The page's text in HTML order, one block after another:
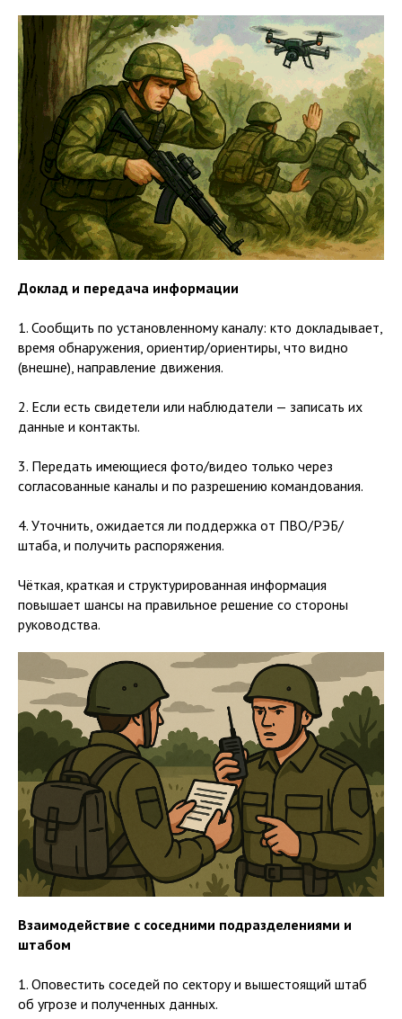
Доклад и передача информации
1. Сообщить по установленному каналу: кто докладывает,
время обнаружения, ориентир/ориентиры, что видно
(внешне), направление движения.
2. Если есть свидетели или наблюдатели — записать их
данные и контакты.
3. Передать имеющиеся фото/видео только через
согласованные каналы и по разрешению командования.
4. Уточнить, ожидается ли поддержка от ПВО/РЭБ/
штаба, и получить распоряжения.
Чёткая, краткая и структурированная информация
повышает шансы на правильное решение со стороны
руководства.
Взаимодействие с соседними подразделениями и
штабом
1. Оповестить соседей по сектору и вышестоящий штаб
об угрозе и полученных данных.